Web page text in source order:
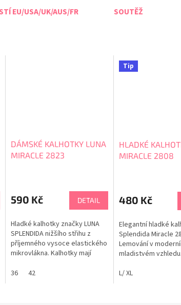
EU/USA/UK/AUS/FR SOUTĚŽ
DÁMSKÉ KALHOTKY LUNA
MIRACLE 2823
590 Kč DETAIL
Hladké kalhotky značky LUNA
SPLENDIDA nižšího střihu z
příjemného vysoce elastického
mikrovlákna. Kalhotky mají
které něžně odhalují a
36 42
Tip
HLADKÉ
MIRACLE 2808
480 Kč
Elegantní hladké
Splendida Miracle
Lemování v
mladistvém
mikrovlákna.
L/ XL